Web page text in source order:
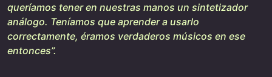
queríamos tener en nuestras manos un sintetizador
análogo. Teníamos que aprender a usarlo
correctamente, éramos verdaderos músicos en ese
entonces”.